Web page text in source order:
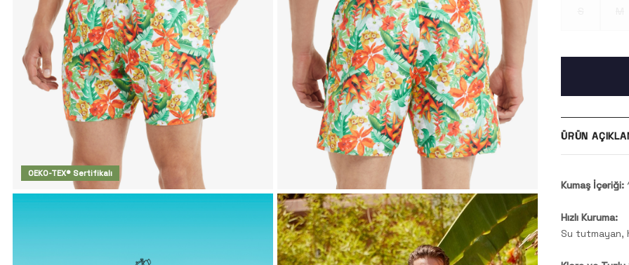
OEKO-TEX® Sertifikalı
ÜRÜN
Kumaş İçeriği:
Hızlı Kuruma:
Su tutmayan,